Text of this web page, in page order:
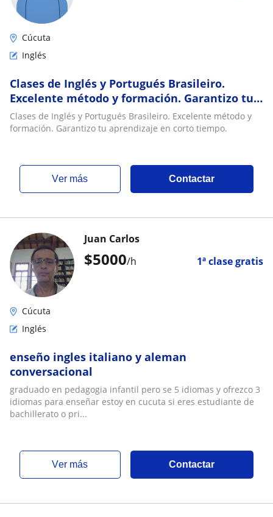
Cúcuta
Inglés
Clases de Inglés y Portugués Brasileiro.
Excelente método y formación. Garantizo tu
aprendizaje en corto tiempo
Clases de Inglés y Portugués Brasileiro. Excelente método y
formación. Garantizo tu aprendizaje en corto tiempo.
ver más Contactar
$5000/h 1ª clase gratis
Juan Carlos
Cúcuta
Inglés
enseño ingles italiano y aleman
conversacional
graduado en pedagogia infantil pero se 5 idiomas y ofrezco 3
idiomas para enseñar estoy en cucuta si eres estudiante de
bachillerato o pri...
ver más Contactar